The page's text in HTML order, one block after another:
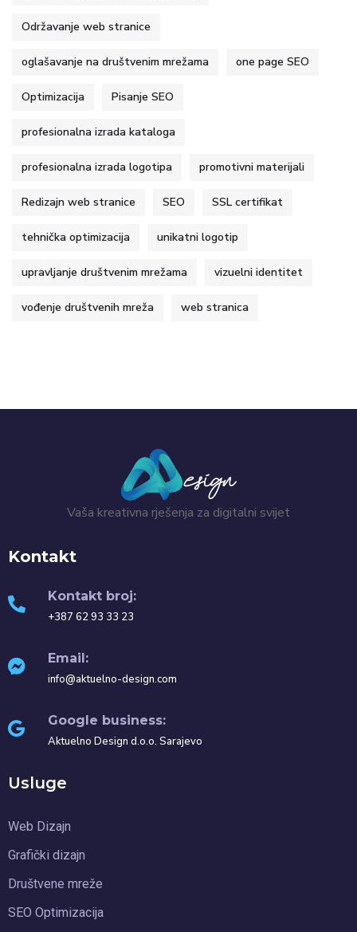
Održavanje web stranice
oglašavanje na društvenim mrežama one page SEO
Optimizacija Pisanje SEO
profesionalna izrada kataloga
profesionalna izrada logotipa promotivni materijali
Redizajn web stranice SEO SSL certifikat
tehnička optimizacija unikatni logotip
upravljanje društvenim mrežama vizuelni identitet
vođenje društvenih mreža web stranica
Vaša kreativna rješenja za digitalni svijet
Kontakt
Kontakt broj:
+387 62 93 33 23
Email:
info@aktuelno-design.com
Google business:
Aktuelno Design d.o.o. Sarajevo
Usluge
Web Dizajn
Grafički dizajn
Društvene mreže
SEO Optimizacija